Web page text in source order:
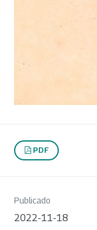
PDF
Publicado
2022-11-18